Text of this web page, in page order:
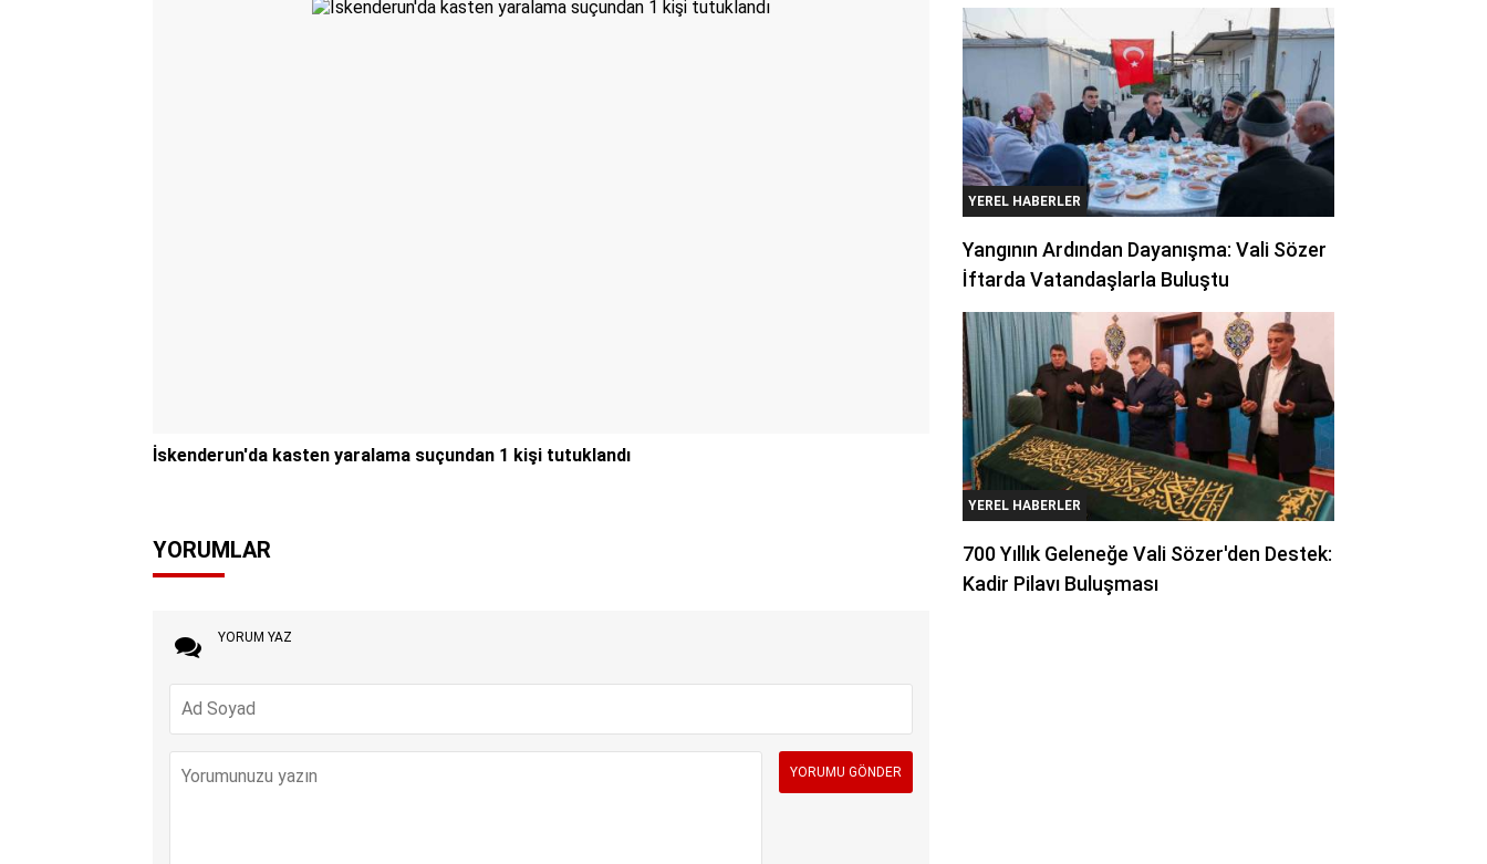
İskenderun'da kasten yaralama suçundan 1 kişi tutuklandı
YORUMLAR
YORUM YAZ
YEREL HABERLER
Yangının Ardından Dayanışma: Vali Sözer
İftarda Vatandaşlarla Buluştu
YEREL HABERLER
700 Yıllık Geleneğe Vali Sözer'den Destek:
Kadir Pilavı Buluşması